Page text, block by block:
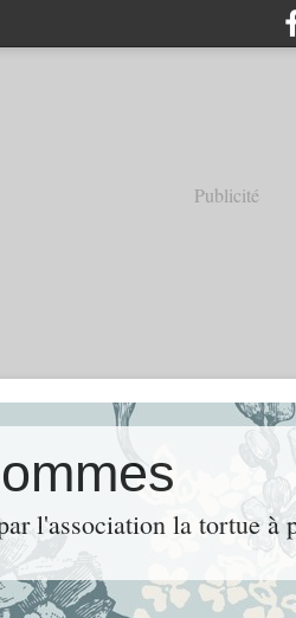
Publicité
l'association la tortue